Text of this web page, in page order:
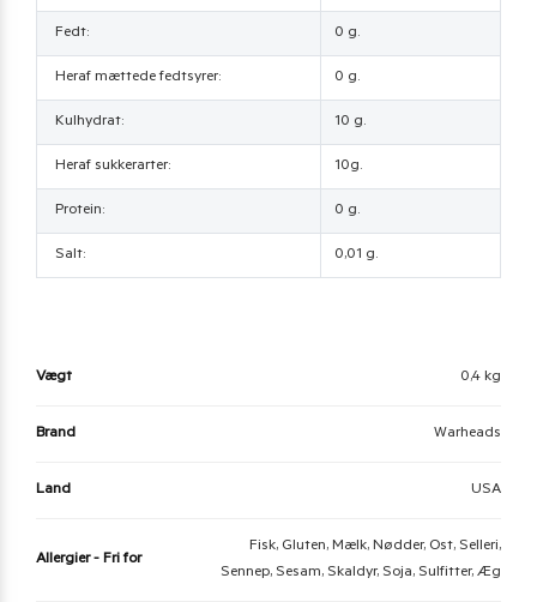
Fedt: 0 g.
Heraf mættede fedtsyrer: 0 g.
Kulhydrat: 10 g.
Heraf sukkerarter: 10g.
Protein: 0 g.
Salt: 0,01 g.
Vægt 0,4 kg
Brand Warheads
Land USA
Allergier - Fri for
Fisk, Gluten, Mælk, Nødder, Ost, Selleri,
Sennep, Sesam, Skaldyr, Soja, Sulfitter, Æg